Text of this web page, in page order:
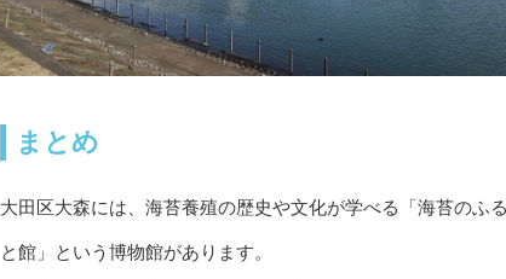
まとめ
大田区大森には、海苔養殖の歴史や文化が学べる「海苔のふ
と館」という博物館があります。